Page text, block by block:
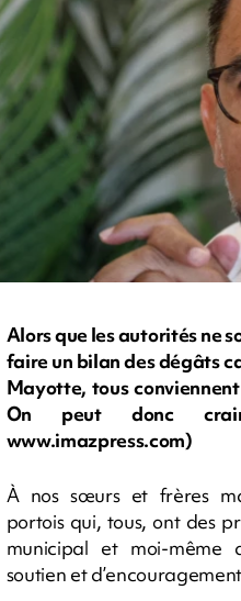
Alors que les autorités ne
faire un bilan des dégâts
Mayotte, tous
On peut donc
www.imazpress.com)
À nos sœurs et frères
portois qui, tous, ont des
municipal et moi-même
soutien et